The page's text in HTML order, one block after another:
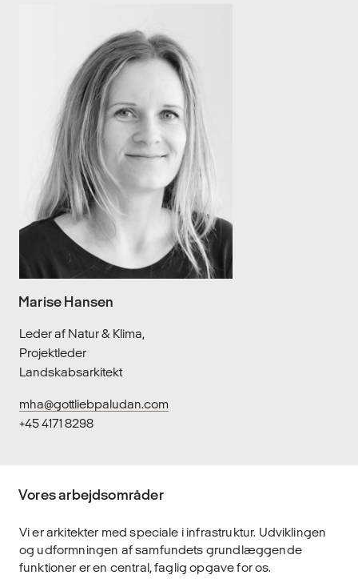
Marise Hansen
Leder af Natur & Klima,
Projektleder
Landskabsarkitekt
mha@gottliebpaludan.com
+45 4171 8298
Vores arbejdsområder
Vi er arkitekter med speciale i infrastruktur. Udviklingen
og udformningen af samfundets grundlæggende
funktioner er en central, faglig opgave for os.